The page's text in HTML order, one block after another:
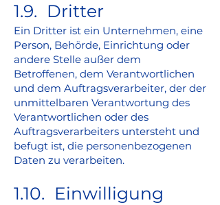
1.9. Dritter
Ein Dritter ist ein Unternehmen, eine
Person, Behörde, Einrichtung oder
andere Stelle außer dem
Betroffenen, dem Verantwortlichen
und dem Auftragsverarbeiter, der der
unmittelbaren Verantwortung des
Verantwortlichen oder des
Auftragsverarbeiters untersteht und
befugt ist, die personenbezogenen
Daten zu verarbeiten.
1.10. Einwilligung